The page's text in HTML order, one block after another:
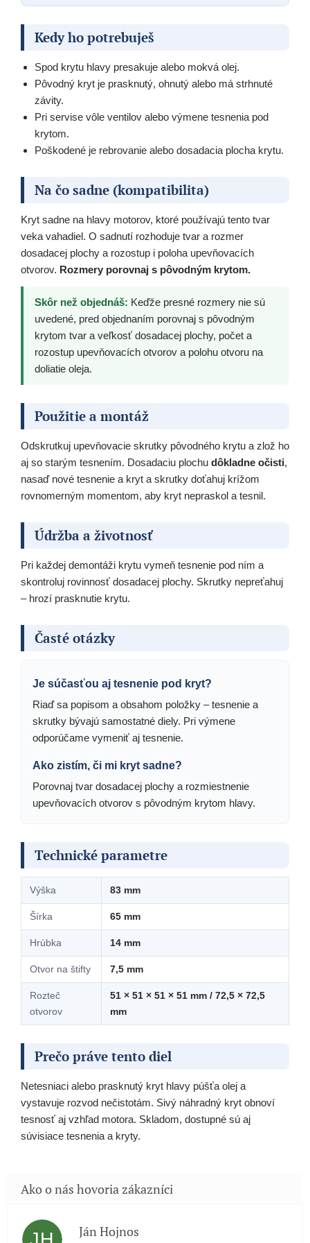
Kedy ho potrebuješ
Spod krytu hlavy presakuje alebo mokvá olej.
Pôvodný kryt je prasknutý, ohnutý alebo má strhnuté
závity.
Pri servise vôle ventilov alebo výmene tesnenia pod
krytom.
Poškodené je rebrovanie alebo dosadacia plocha krytu.
Na čo sadne (kompatibilita)
Kryt sadne na hlavy motorov, ktoré používajú tento tvar
veka vahadiel. O sadnutí rozhoduje tvar a rozmer
dosadacej plochy a rozostup i poloha upevňovacích
otvorov. Rozmery porovnaj s pôvodným krytom.
Skôr než objednáš: Keďže presné rozmery nie sú
uvedené, pred objednaním porovnaj s pôvodným
krytom tvar a veľkosť dosadacej plochy, počet a
rozostup upevňovacích otvorov a polohu otvoru na
doliatie oleja.
Použitie a montáž
Odskrutkuj upevňovacie skrutky pôvodného krytu a zlož ho
aj so starým tesnením. Dosadaciu plochu dôkladne očisti,
nasaď nové tesnenie a kryt a skrutky doťahuj krížom
rovnomerným momentom, aby kryt nepraskol a tesnil.
Údržba a životnosť
Pri každej demontáži krytu vymeň tesnenie pod ním a
skontroluj rovinnosť dosadacej plochy. Skrutky nepreťahuj
– hrozí prasknutie krytu.
Časté otázky
Je súčasťou aj tesnenie pod kryt?
Riaď sa popisom a obsahom položky – tesnenie a
skrutky bývajú samostatné diely. Pri výmene
odporúčame vymeniť aj tesnenie.
Ako zistím, či mi kryt sadne?
Porovnaj tvar dosadacej plochy a rozmiestnenie
upevňovacích otvorov s pôvodným krytom hlavy.
Technické parametre
Výška 83 mm
Šírka 65 mm
Hrúbka 14 mm
Otvor na štifty 7,5 mm
Rozteč
otvorov
51 × 51 × 51 × 51 mm / 72,5 × 72,5
mm
Prečo práve tento diel
Netesniaci alebo prasknutý kryt hlavy púšťa olej a
vystavuje rozvod nečistotám. Sivý náhradný kryt obnoví
tesnosť aj vzhľad motora. Skladom, dostupné sú aj
súvisiace tesnenia a kryty.
Ján Hojnos